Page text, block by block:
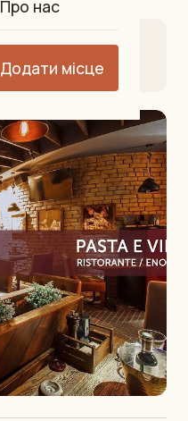
Про нас
Додати місце
9.3
АТМОСФЕРА
9.2
СЕРВІС